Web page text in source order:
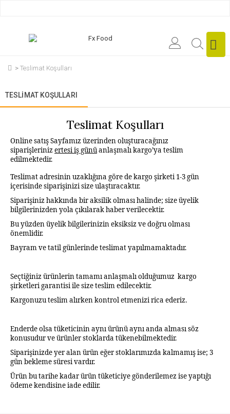
Teslimat Koşulları
TESLIMAT KOŞULLARI
Teslimat Koşulları
Online satış Sayfamız üzerinden oluşturacağınız
siparişleriniz ertesi iş günüanlaşmalı kargo’ya teslim
edilmektedir.
Teslimat adresinin uzaklığına göre de kargo şirketi 1-3 gün
içerisinde siparişinizi size ulaştıracaktır.
Siparişiniz hakkında bir aksilik olması halinde; size üyelik
bilgilerinizden yola çıkılarak haber verilecektir.
Bu yüzden üyelik bilgilerinizin eksiksiz ve doğru olması
önemlidir.
Bayram ve tatil günlerinde teslimat yapılmamaktadır.
Seçtiğiniz ürünlerin tamamı anlaşmalı olduğumuz kargo
şirketleri garantisi ile size teslim edilecektir.
Kargonuzu teslim alırken kontrol etmenizi rica ederiz.
Enderde olsa tüketicinin aynı ürünü aynı anda alması söz
konusudur ve ürünler stoklarda tükenebilmektedir.
Siparişinizde yer alan ürün eğer stoklarımızda kalmamış ise; 3
gün bekleme süresi vardır.
Ürün bu tarihe kadar ürün tüketiciye gönderilemez ise yaptığı
ödeme kendisine iade edilir.